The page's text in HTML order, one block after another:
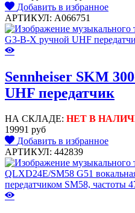
Добавить в избранное
АРТИКУЛ: A066751
Sennheiser SKM
UHF передатчик
НА СКЛАДЕ: НЕТ В
19991 руб
Добавить в избранное
АРТИКУЛ: 442839